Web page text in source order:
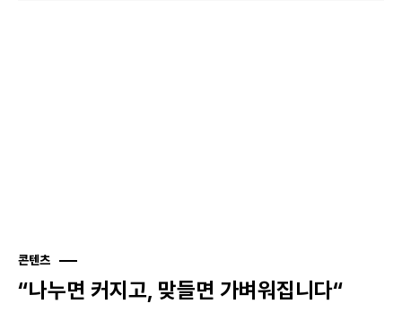
콘텐츠
“나누면 커지고, 맞들면 가벼워집니다“